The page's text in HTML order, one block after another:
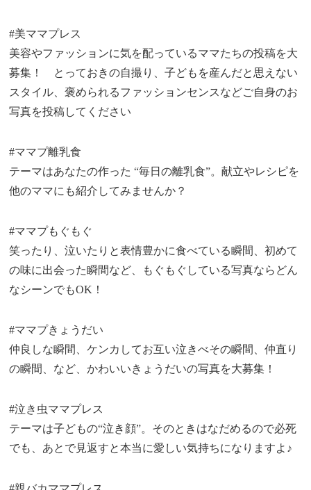
#美ママプレス
美容やファッションに気を配っているママたちの投稿を大
募集！ とっておきの自撮り、子どもを産んだと思えない
スタイル、褒められるファッションセンスなどご自身のお
写真を投稿してください
#ママプ離乳食
テーマはあなたの作った “毎日の離乳食”。献立やレシピを
他のママにも紹介してみませんか？
#ママプもぐもぐ
笑ったり、泣いたりと表情豊かに食べている瞬間、初めて
の味に出会った瞬間など、もぐもぐしている写真ならどん
なシーンでもOK！
#ママプきょうだい
仲良しな瞬間、ケンカしてお互い泣きべその瞬間、仲直り
の瞬間、など、かわいいきょうだいの写真を大募集！
#泣き虫ママプレス
テーマは子どもの“泣き顔”。そのときはなだめるので必死
でも、あとで見返すと本当に愛しい気持ちになりますよ♪